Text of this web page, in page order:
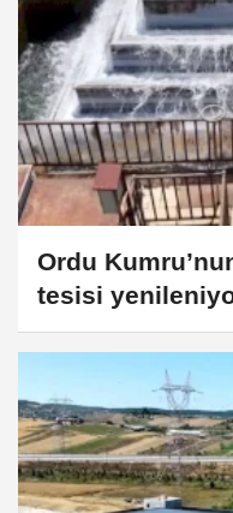
Ordu
tesisi